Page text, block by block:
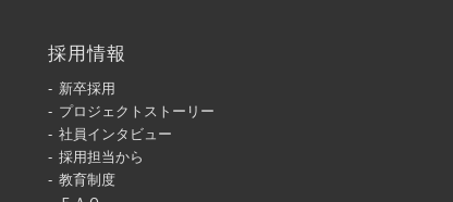
採用情報
新卒採用
プロジェクトストーリー
社員インタビュー
採用担当から
教育制度